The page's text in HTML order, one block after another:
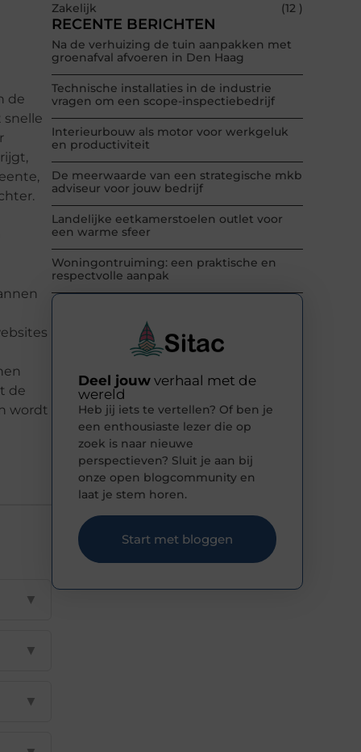
de
snelle
de
wordt
▼
▼
▼
Zakelijk
(12 )
RECENTE BERICHTEN
Na de verhuizing de tuin aanpakken met
groenafval afvoeren in Den Haag
Technische installaties in de industrie
vragen om een scope-inspectiebedrijf
Interieurbouw als motor voor werkgeluk
en productiviteit
De meerwaarde van een strategische mkb
adviseur voor jouw bedrijf
Landelijke eetkamerstoelen outlet voor
een warme sfeer
Woningontruiming: een praktische en
respectvolle aanpak
Deel jouw verhaal met de
wereld
Heb jij iets te vertellen? Of ben je
een enthousiaste lezer die op
zoek is naar nieuwe
perspectieven? Sluit je aan bij
onze open blogcommunity en
laat je stem horen.
Start met bloggen